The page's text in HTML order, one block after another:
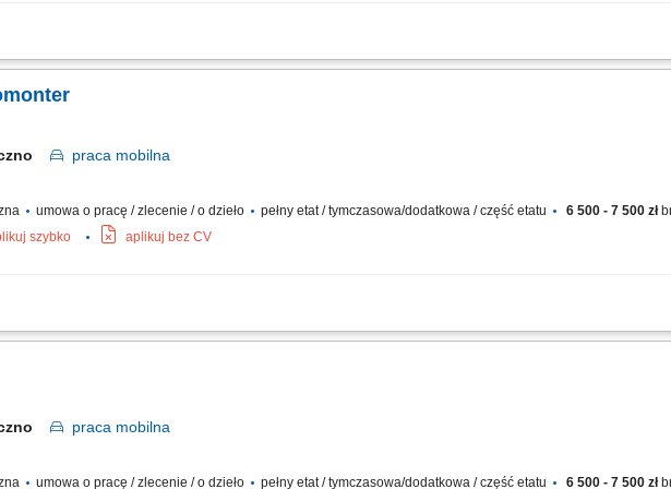
przemysłowych, centrach handlowych oraz budynkach mieszkalnych. Modernizacja istniejących instalacji
praca mobilna
umowa o pracę / zlecenie / o dzieło pełny etat / tymczasowa/dodatkowa / część etatu 6 500 - 7 500 zł
szybko
aplikuj bez CV
przemysłowych, handlowych i mieszkalnych; Modernizacja istniejących instalacji elektrycznych w obiektach
praca mobilna
umowa o pracę / zlecenie / o dzieło pełny etat / tymczasowa/dodatkowa / część etatu 6 500 - 7 500 zł